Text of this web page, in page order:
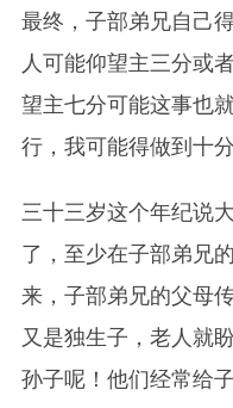
最终，子部弟兄自己
人可能仰望主三分或
望主七分可能这事也
行，我可能得做到十
三十三岁这个年纪说
了，至少在子部弟兄
来，子部弟兄的父母
又是独生子，老人就
孙子呢！他们经常给